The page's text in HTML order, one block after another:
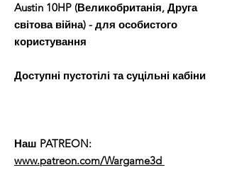
Austin 10HP (Великобританія, Друга
світова війна) - для особистого
користування
Доступні пустотілі та суцільні кабіни
Наш PATREON:
www.patreon.com/Wargame3d